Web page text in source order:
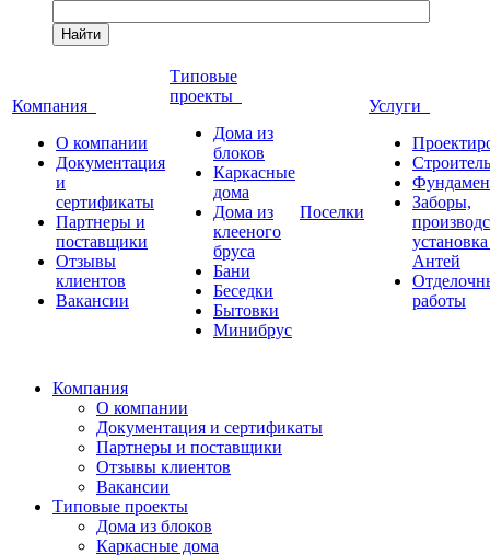
Найти
Компания
О компании
Документация
и
сертификаты
Партнеры и
поставщики
Отзывы
клиентов
Вакансии
Типовые
проекты
Дома из
блоков
Каркасные
дома
Дома из
клееного
бруса
Бани
Беседки
Бытовки
Минибрус
Поселки
Услуги
Заборы,
Антей
работы
Компания
О компании
Документация и сертификаты
Партнеры и поставщики
Отзывы клиентов
Вакансии
Типовые проекты
Дома из блоков
Каркасные дома